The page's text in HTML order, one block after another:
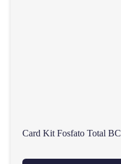
Card Kit Fosfato Total BC